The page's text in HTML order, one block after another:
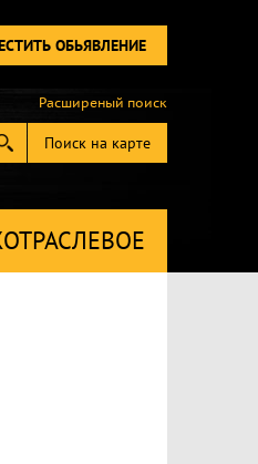
ОБЬЯВЛЕНИЕ
Поиск на карте
Расширеный поиск